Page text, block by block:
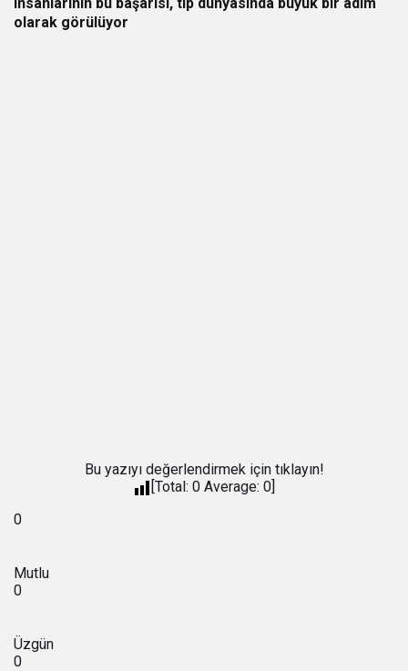
olarak görülüyor
Bu yazıyı değerlendirmek için tıklayın!
[Total: 0 Average: 0]
0
Mutlu
0
Üzgün
0